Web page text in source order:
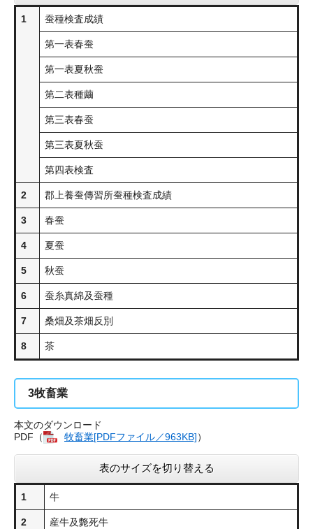
1 蚕種検査成績
第一表春蚕
第一表夏秋蚕
第二表種繭
第三表春蚕
第三表夏秋蚕
第四表検査
2 郡上養蚕傳習所蚕種検査成績
3 春蚕
4 夏蚕
5 秋蚕
6 蚕糸真綿及蚕種
7 桑畑及茶畑反別
8 茶
3牧畜業
本文のダウンロード
PDF（
牧畜業[PDFファイル／963KB]）
表のサイズを切り替える
1 牛
2 産牛及斃死牛